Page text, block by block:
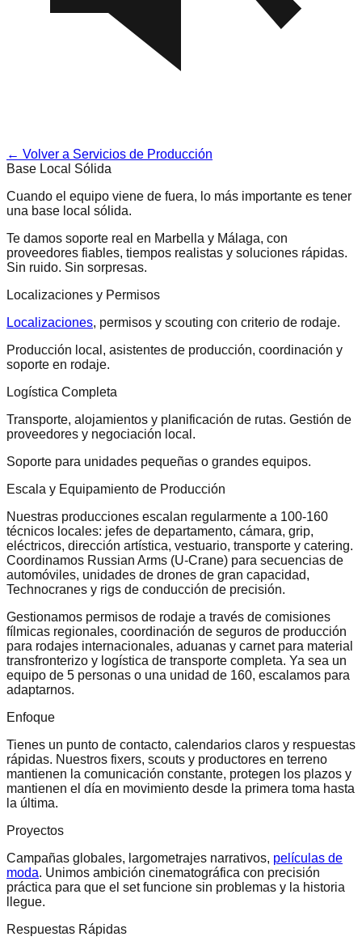
← Volver a Servicios de Producción
Base Local Sólida
Cuando el equipo viene de fuera, lo más importante es tener
una base local sólida.
Te damos soporte real en Marbella y Málaga, con
proveedores fiables, tiempos realistas y soluciones rápidas.
Sin ruido. Sin sorpresas.
Localizaciones y Permisos
Localizaciones, permisos y scouting con criterio de rodaje.
Producción local, asistentes de producción, coordinación y
soporte en rodaje.
Logística Completa
Transporte, alojamientos y planificación de rutas. Gestión de
proveedores y negociación local.
Soporte para unidades pequeñas o grandes equipos.
Escala y Equipamiento de Producción
Nuestras producciones escalan regularmente a 100-160
técnicos locales: jefes de departamento, cámara, grip,
eléctricos, dirección artística, vestuario, transporte y catering.
Coordinamos Russian Arms (U-Crane) para secuencias de
automóviles, unidades de drones de gran capacidad,
Technocranes y rigs de conducción de precisión.
Gestionamos permisos de rodaje a través de comisiones
fílmicas regionales, coordinación de seguros de producción
para rodajes internacionales, aduanas y carnet para material
transfronterizo y logística de transporte completa. Ya sea un
equipo de 5 personas o una unidad de 160, escalamos para
adaptarnos.
Enfoque
Tienes un punto de contacto, calendarios claros y respuestas
rápidas. Nuestros fixers, scouts y productores en terreno
mantienen la comunicación constante, protegen los plazos y
mantienen el día en movimiento desde la primera toma hasta
la última.
Proyectos
Campañas globales, largometrajes narrativos, películas de
moda. Unimos ambición cinematográfica con precisión
práctica para que el set funcione sin problemas y la historia
llegue.
Respuestas Rápidas